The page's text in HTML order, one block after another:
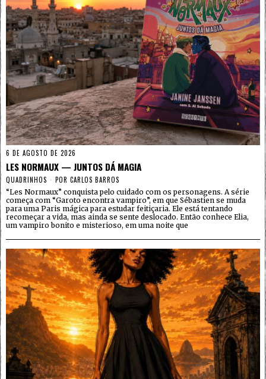
6 DE AGOSTO DE 2026
LES NORMAUX — JUNTOS DÁ MAGIA
QUADRINHOS POR CARLOS BARROS
“Les Normaux” conquista pelo cuidado com os personagens. A série
começa com “Garoto encontra vampiro”, em que Sébastien se muda
para uma Paris mágica para estudar feitiçaria. Ele está tentando
recomeçar a vida, mas ainda se sente deslocado. Então conhece Elia,
um vampiro bonito e misterioso, em uma noite que